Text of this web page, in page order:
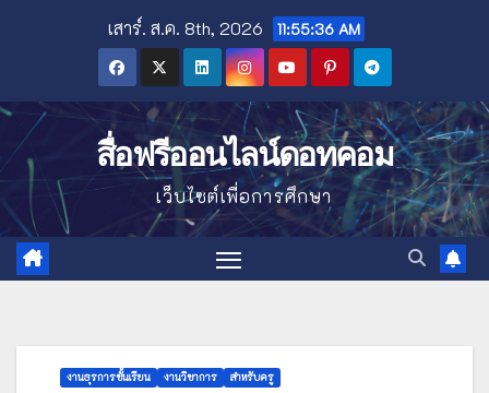
เสาร์. ส.ค. 8th, 2026 11:55:38 AM
สื่อฟรีออนไลน์ดอทคอม
เว็บไซต์เพื่อการศึกษา
งานธุรการชั้นเรียน งานวิชาการ สำหรับครู